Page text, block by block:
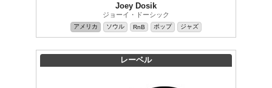
Joey Dosik
ジョーイ・ドーシック
アメリカ ソウル RnB ポップ ジャズ
レーベル